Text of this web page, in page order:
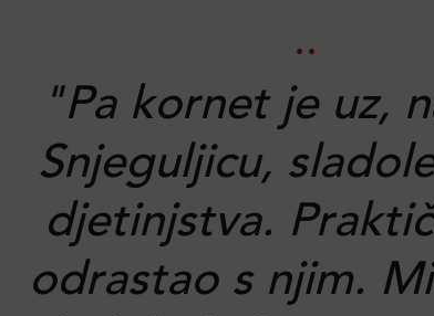
"Pa kornet je uz,
Snjeguljicu,
djetinjstva.
odrastao s njim.